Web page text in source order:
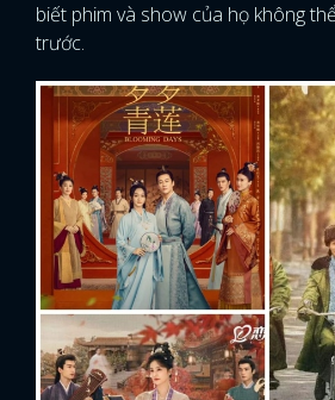
biết phim và show của họ không
trước.